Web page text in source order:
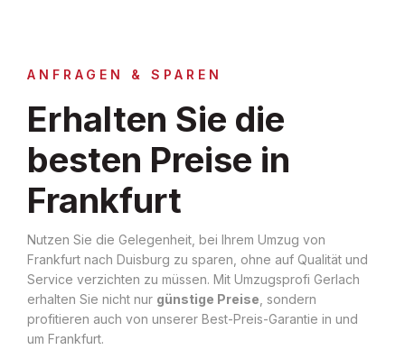
ANFRAGEN & SPAREN
Erhalten Sie die
besten Preise in
Frankfurt
Nutzen Sie die Gelegenheit, bei Ihrem Umzug von
Frankfurt nach Duisburg zu sparen, ohne auf Qualität und
Service verzichten zu müssen. Mit Umzugsprofi Gerlach
erhalten Sie nicht nur günstige Preise , sondern
profitieren auch von unserer Best-Preis-Garantie in und
um Frankfurt.